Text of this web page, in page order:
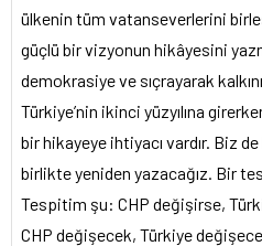
ülkenin tüm vatanseverlerini
güçlü bir vizyonun hikâyesini
demokrasiye ve sıçrayarak
Türkiye’nin ikinci yüzyılına
bir hikayeye ihtiyacı vardır. Biz
birlikte yeniden yazacağız. Bir
Tespitim şu: CHP değişirse,
CHP değişecek, Türkiye